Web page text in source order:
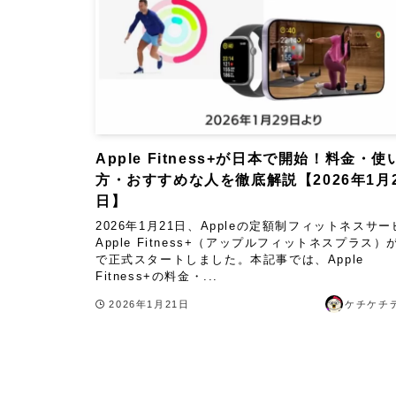
Apple Fitness+が日本で開始！料金・使
方・おすすめな人を徹底解説【2026年1月
日】
2026年1月21日、Appleの定額制フィットネスサー
Apple Fitness+（アップルフィットネスプラス）
で正式スタートしました。本記事では、Apple
Fitness+の料金・...
2026年1月21日 ケチケチ